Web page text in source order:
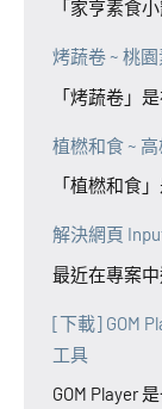
「家亨素食
烤蔬卷 ~ 桃
「烤蔬卷」
植橪和食 ~
「植橪和食
解決網頁
最近在專案
[下載] GOM
工具
GOM Player